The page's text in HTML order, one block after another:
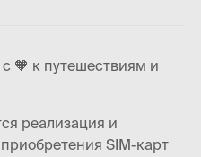
🧡 к путешествиям и
реализация и
SIM-карт